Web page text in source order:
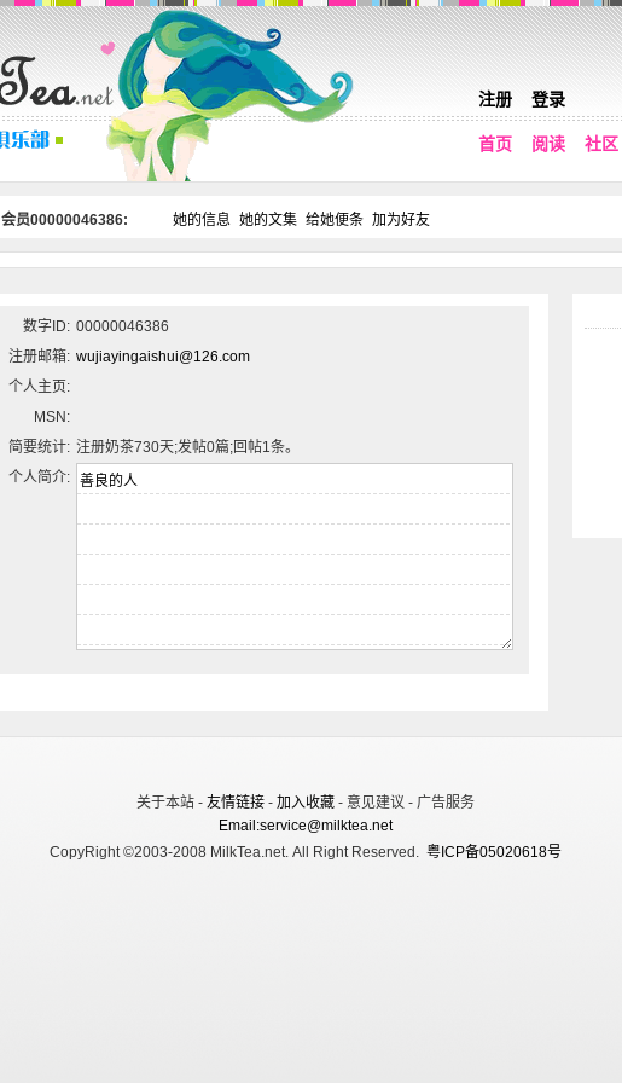
注册 登录
首页 阅读 社区
会员00000046386: 她的信息 她的文集 给她便条 加为好友
数字ID: 00000046386
注册邮箱: wujiayingaishui@126.com
个人主页:
MSN:
简要统计: 注册奶茶730天;发帖0篇;回帖1条。
个人简介:
关于本站 - 友情链接 - 加入收藏 - 意见建议 - 广告服务
Email:service@milktea.net
CopyRight ©2003-2008 MilkTea.net. All Right Reserved. 粤ICP备05020618号